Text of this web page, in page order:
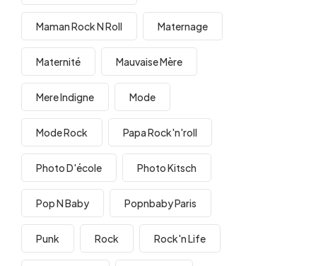
Maman Rock N Roll Maternage
Maternité Mauvaise Mère
Mere Indigne Mode
Mode Rock Papa Rock'n'roll
Photo D'école Photo Kitsch
Pop N Baby Popnbaby Paris
Punk Rock Rock'n Life